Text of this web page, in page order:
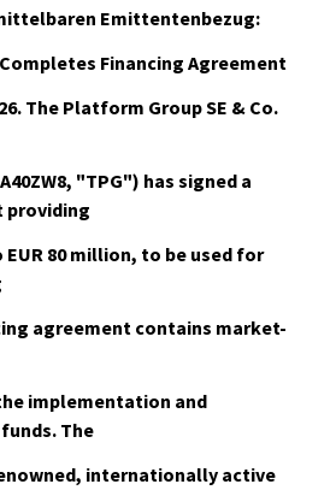
Emittentenbezug:
Financing Agreement
The Platform Group SE & Co.
A40ZW8, "TPG") has signed a
providing
80 million, to be used for
agreement contains market-
implementation and
The
internationally active